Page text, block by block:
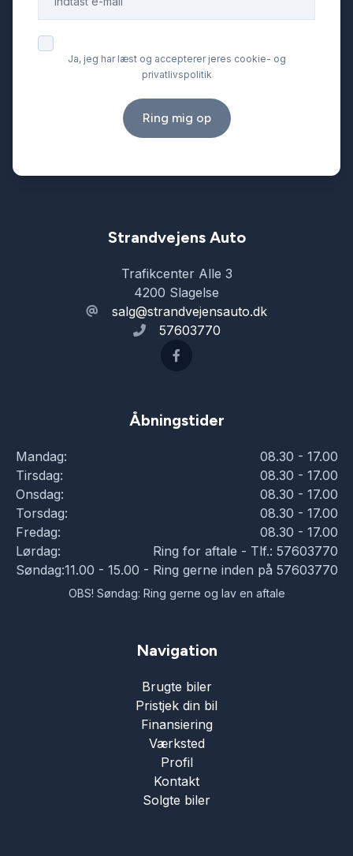
Ja, jeg har læst og accepterer jeres cookie- og
privatlivspolitik
Ring mig op
Strandvejens Auto
Trafikcenter Alle 3
4200 Slagelse
salg@strandvejensauto.dk
57603770
Åbningstider
Mandag:
08.30 - 17.00
Tirsdag:
08.30 - 17.00
Onsdag:
08.30 - 17.00
Torsdag:
08.30 - 17.00
Fredag:
08.30 - 17.00
Lørdag:
Ring for aftale - Tlf.: 57603770
Søndag:11.00 - 15.00 - Ring gerne inden på 57603770
OBS! Søndag: Ring gerne og lav en aftale
Navigation
Brugte biler
Pristjek din bil
Finansiering
Værksted
Profil
Kontakt
Solgte biler